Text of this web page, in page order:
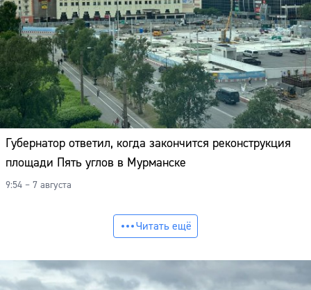
Губернатор ответил, когда закончится реконструкция
площади Пять углов в Мурманске
9:54 – 7 августа
Читать ещё